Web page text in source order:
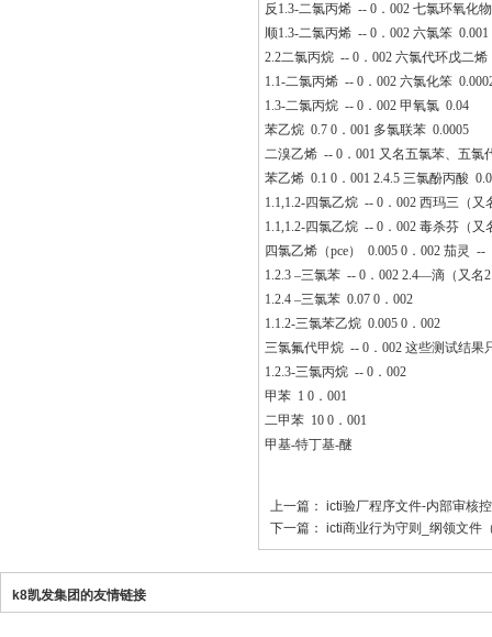
反1.3-二氯丙烯 -- 0．002 七氯环氧化
顺1.3-二氯丙烯 -- 0．002 六氯笨 0.001
2.2二氯丙烷 -- 0．002 六氯代环戊二
1.1-二氯丙烯 -- 0．002 六氯化笨
1.3-二氯丙烷 -- 0．002 甲氧氯 0.04
苯乙烷 0.7 0．001 多氯联苯 0.0005
二溴乙烯 -- 0．001 又名五氯苯、五
苯乙烯 0.1 0．001 2.4.5 三氯酚丙酸
1.1,1.2-四氯乙烷 -- 0．002 西玛三（
1.1,1.2-四氯乙烷 -- 0．002 毒杀芬（
四氯乙烯（pce） 0.005 0．002 茄灵 --
1.2.3 –三氯苯 -- 0．002 2.4—滴（又名
1.2.4 –三氯苯 0.07 0．002
1.1.2-三氯苯乙烷 0.005 0．002
三氯氟代甲烷 -- 0．002 这些测试结果
1.2.3-三氯丙烷 -- 0．002
甲苯 1 0．001
二甲苯 10 0．001
甲基-特丁基-醚
上一篇： icti验厂程序文件-内部审核
下一篇： icti商业行为守则_纲领文件
k8凯发集团的友情链接